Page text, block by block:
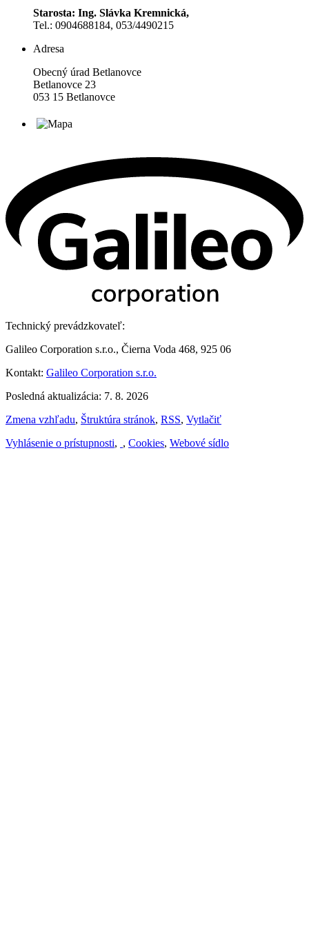
Starosta: Ing. Slávka Kremnická,
Tel.: 0904688184, 053/4490215
Adresa
Obecný úrad Betlanovce
Betlanovce 23
053 15 Betlanovce
Technický prevádzkovateľ:
Galileo Corporation s.r.o., Čierna Voda 468, 925 06
Kontakt: Galileo Corporation s.r.o.
Posledná aktualizácia: 7. 8. 2026
Zmena vzhľadu, Štruktúra stránok, RSS, Vytlačiť
Vyhlásenie o prístupnosti, , Cookies, Webové sídlo